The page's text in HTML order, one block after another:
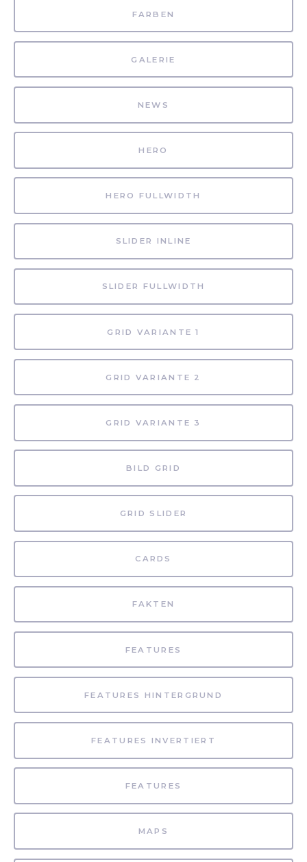
FARBEN
GALERIE
NEWS
HERO
HERO FULLWIDTH
SLIDER INLINE
SLIDER FULLWIDTH
GRID VARIANTE 1
GRID VARIANTE 2
GRID VARIANTE 3
BILD GRID
GRID SLIDER
CARDS
FAKTEN
FEATURES
FEATURES HINTERGRUND
FEATURES INVERTIERT
FEATURES
MAPS